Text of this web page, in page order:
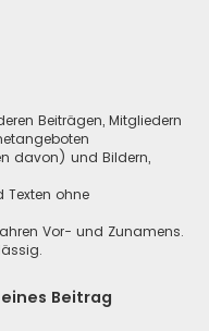
Beiträgen, Mitgliedern
davon) und Bildern,
Texten ohne
Vor- und Zunamens.
Beitrag